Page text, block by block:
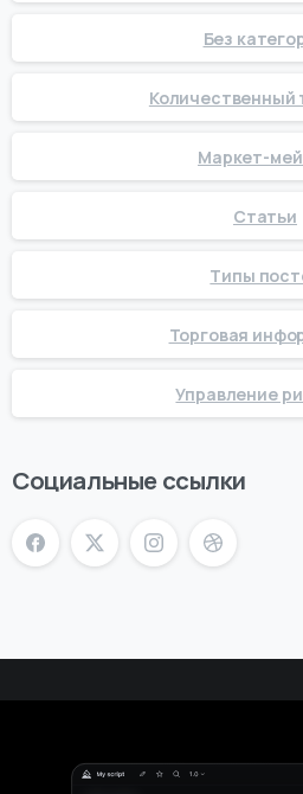
Без
Количественный
Маркет-
Статьи
Типы
Торговая
Управление
Социальные ссылки